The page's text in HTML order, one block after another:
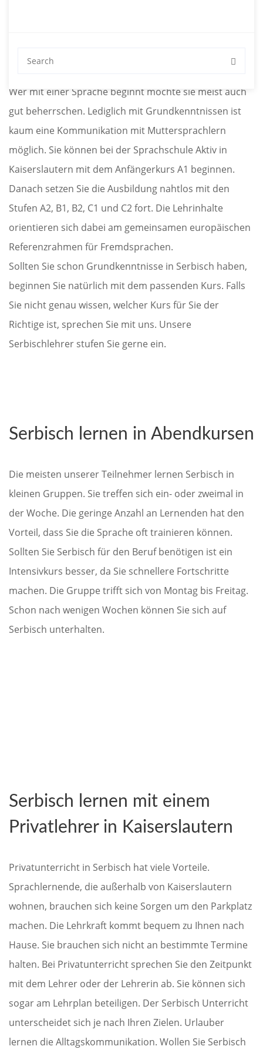
Wer mit einer Sprache beginnt möchte sie meist auch
gut beherrschen. Lediglich mit Grundkenntnissen ist
kaum eine Kommunikation mit Muttersprachlern
möglich. Sie können bei der Sprachschule Aktiv in
Kaiserslautern mit dem Anfängerkurs A1 beginnen.
Danach setzen Sie die Ausbildung nahtlos mit den
Stufen A2, B1, B2, C1 und C2 fort. Die Lehrinhalte
orientieren sich dabei am gemeinsamen europäischen
Referenzrahmen für Fremdsprachen.
Sollten Sie schon Grundkenntnisse in Serbisch haben,
beginnen Sie natürlich mit dem passenden Kurs. Falls
Sie nicht genau wissen, welcher Kurs für Sie der
Richtige ist, sprechen Sie mit uns. Unsere
Serbischlehrer stufen Sie gerne ein.
Serbisch lernen in Abendkursen
Die meisten unserer Teilnehmer lernen Serbisch in
kleinen Gruppen. Sie treffen sich ein- oder zweimal in
der Woche. Die geringe Anzahl an Lernenden hat den
Vorteil, dass Sie die Sprache oft trainieren können.
Sollten Sie Serbisch für den Beruf benötigen ist ein
Intensivkurs besser, da Sie schnellere Fortschritte
machen. Die Gruppe trifft sich von Montag bis Freitag.
Schon nach wenigen Wochen können Sie sich auf
Serbisch unterhalten.
Serbisch lernen mit einem
Privatlehrer in Kaiserslautern
Privatunterricht in Serbisch hat viele Vorteile.
Sprachlernende, die außerhalb von Kaiserslautern
wohnen, brauchen sich keine Sorgen um den Parkplatz
machen. Die Lehrkraft kommt bequem zu Ihnen nach
Hause. Sie brauchen sich nicht an bestimmte Termine
halten. Bei Privatunterricht sprechen Sie den Zeitpunkt
mit dem Lehrer oder der Lehrerin ab. Sie können sich
sogar am Lehrplan beteiligen. Der Serbisch Unterricht
unterscheidet sich je nach Ihren Zielen. Urlauber
lernen die Alltagskommunikation. Wollen Sie Serbisch